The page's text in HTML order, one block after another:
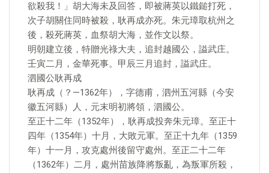
欲殺我！」胡大海未及回答，即被蔣英以鐵鎚打死，
次子胡關住同時被殺，耿再成亦死。朱元璋取杭州之
後，殺死蔣英，血祭胡大海，並作文以祭。
明朝建立後，特贈光祿大夫，追封越國公，謚武庄。
壬寅二月，金華死事。甲辰三月追封，謚武庄。
泗國公耿再成
耿再成（？—1362年），字德甫，泗州五河縣（今安
徽五河縣）人，元末明初將領，泗國公。
至正十二年（1352年），耿再成投奔朱元璋。至正十
四年（1354年）十月，大敗元軍。至正十九年（1359
年）十一月，攻克處州後留守處州。至正二十二年
（1362年）二月，處州苗族降將叛亂，為叛軍所殺，